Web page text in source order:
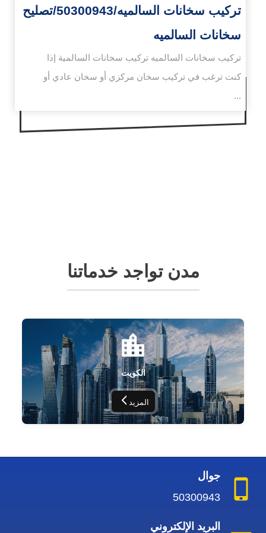
تركيب سخانات السالميه/50300943/تصليح
سخانات السالميه
تركيب سخانات السالميه تركيب سخانات السالمية إذا
كنت ترغب في تركيب سخان مركزي أو سخان عادي أو
...
مدن تواجد خدماتنا
الكويت
المزيد
جوال
50300943
البريد الإلكتروني